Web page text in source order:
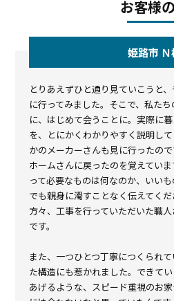
お客様
姫路市 Ｎ
とりあえずひと通り見ていこうと
に行ってみました。そこで、私た
に、はじめて会うことに。実際に
を、とにかくわかりやすく説明し
かのメーカーさんも見に行ったの
ホームさんに戻ったのを覚えてい
って必要なものは何なのか、いい
でも親身に濁すことなく伝えてく
方々、工事を行っていただいた職
です。
また、一つひとつ丁寧につくられ
た構造にも惹かれました。できて
あげるような、スピード重視のお